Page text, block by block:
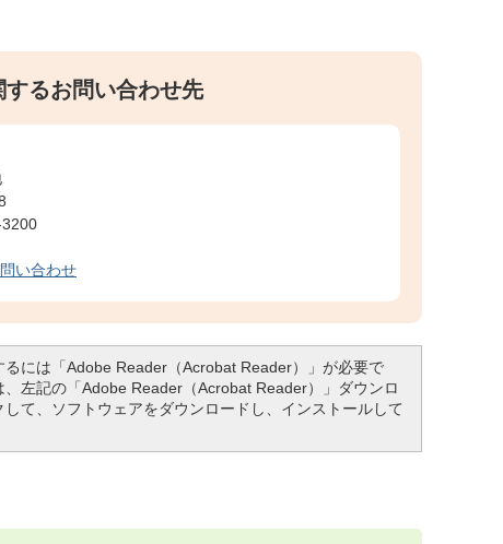
するお問い合わせ先
い合わせ
るには「Adobe Reader（Acrobat Reader）」が必要で
左記の「Adobe Reader（Acrobat Reader）」ダウンロ
て、ソフトウェアをダウンロードし、インストールして